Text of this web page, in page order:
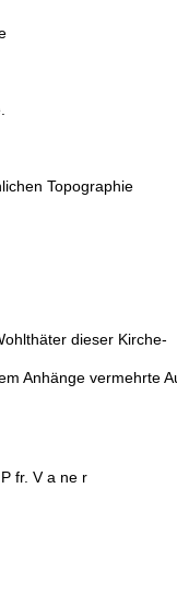
Topographie
dieser Kirche-
Anhänge vermehrte
P fr. Va ne r